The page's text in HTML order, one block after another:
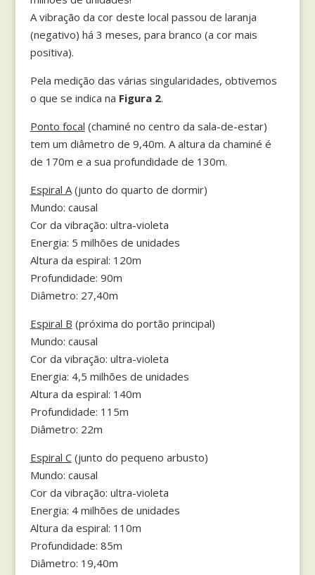
A vibração da cor deste local passou de laranja
(negativo) há 3 meses, para branco (a cor mais
positiva).
Pela medição das várias singularidades, obtivemos
o que se indica na Figura 2.
Ponto focal (chaminé no centro da sala-de-estar)
tem um diâmetro de 9,40m. A altura da chaminé é
de 170m e a sua profundidade de 130m.
Espiral A(junto do quarto de dormir)
Mundo: causal
Cor da vibração: ultra-violeta
Energia: 5 milhões de unidades
Altura da espiral: 120m
Profundidade: 90m
Diâmetro: 27,40m
Espiral B (próxima do portão principal)
Mundo: causal
Cor da vibração: ultra-violeta
Energia: 4,5 milhões de unidades
Altura da espiral: 140m
Profundidade: 115m
Diâmetro: 22m
Espiral C(junto do pequeno arbusto)
Mundo: causal
Cor da vibração: ultra-violeta
Energia: 4 milhões de unidades
Altura da espiral: 110m
Profundidade: 85m
Diâmetro: 19,40m